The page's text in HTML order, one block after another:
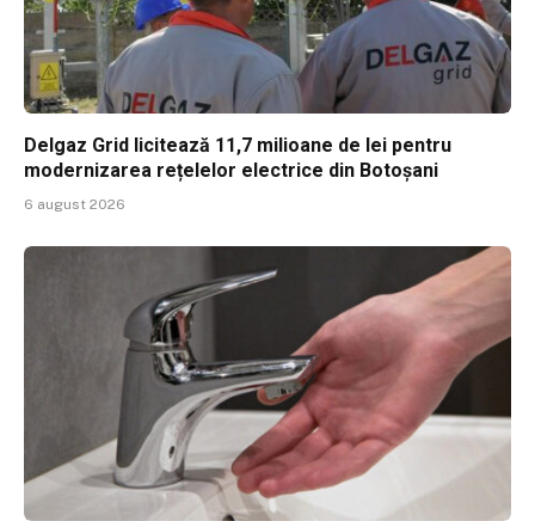
Delgaz Grid licitează 11,7 milioane de lei pentru
modernizarea rețelelor electrice din Botoșani
6 august 2026